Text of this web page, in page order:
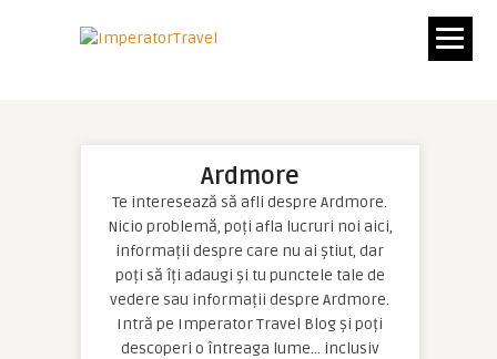
Ardmore
Te interesează să afli despre Ardmore.
Nicio problemă, poți afla lucruri noi aici,
informații despre care nu ai știut, dar
poți să îți adaugi și tu punctele tale de
vedere sau informații despre Ardmore.
Intră pe Imperator Travel Blog și poți
descoperi o întreaga lume… inclusiv